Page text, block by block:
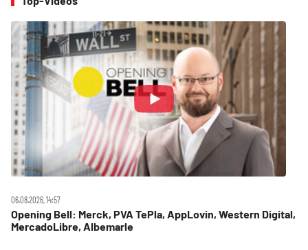
06.08.2026, 14:57
Opening Bell: Merck, PVA TePla, AppLovin, Western Digital,
MercadoLibre, Albemarle